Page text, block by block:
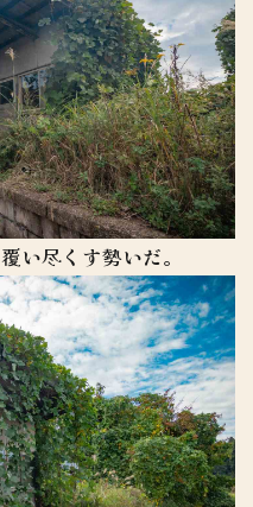
い尽くす勢いだ。